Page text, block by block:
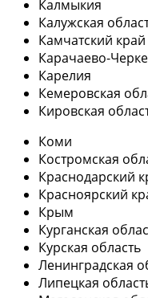
Калмыкия
Калужская
Камчатский край
Карачаево-
Карелия
Кемеровская
Кировская
Коми
Костромская
Краснодарский
Красноярский
Крым
Курганская
Курская область
Ленинградская
Липецкая